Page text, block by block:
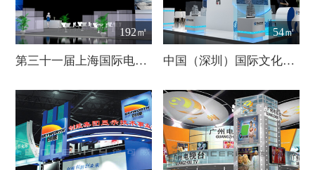
192㎡
第三十一届上海国际电力设备及技术展览会
54㎡
中国（深圳）国际文化产业博览交易会